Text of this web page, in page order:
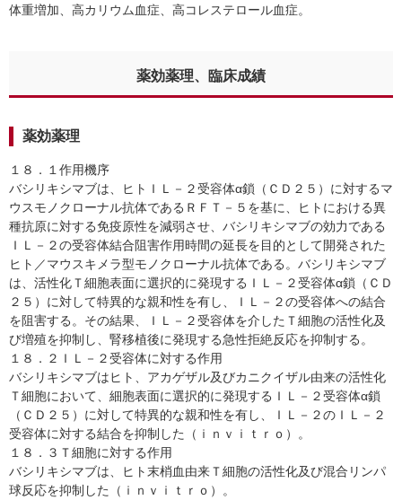
体重増加、高カリウム血症、高コレステロール血症。
薬効薬理、臨床成績
薬効薬理
１８．１作用機序
バシリキシマブは、ヒトＩＬ－２受容体α鎖（ＣＤ２５）に対するマ
ウスモノクローナル抗体であるＲＦＴ－５を基に、ヒトにおける異
種抗原に対する免疫原性を減弱させ、バシリキシマブの効力である
ＩＬ－２の受容体結合阻害作用時間の延長を目的として開発された
ヒト／マウスキメラ型モノクローナル抗体である。バシリキシマブ
は、活性化Ｔ細胞表面に選択的に発現するＩＬ－２受容体α鎖（ＣＤ
２５）に対して特異的な親和性を有し、ＩＬ－２の受容体への結合
を阻害する。その結果、ＩＬ－２受容体を介したＴ細胞の活性化及
び増殖を抑制し、腎移植後に発現する急性拒絶反応を抑制する。
１８．２ＩＬ－２受容体に対する作用
バシリキシマブはヒト、アカゲザル及びカニクイザル由来の活性化
Ｔ細胞において、細胞表面に選択的に発現するＩＬ－２受容体α鎖
（ＣＤ２５）に対して特異的な親和性を有し、ＩＬ－２のＩＬ－２
受容体に対する結合を抑制した（ｉｎｖｉｔｒｏ）。
１８．３Ｔ細胞に対する作用
バシリキシマブは、ヒト末梢血由来Ｔ細胞の活性化及び混合リンパ
球反応を抑制した（ｉｎｖｉｔｒｏ）。